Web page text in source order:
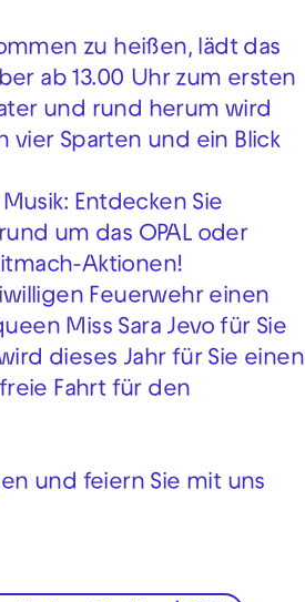
zu heißen, lädt das
ab 13.00 Uhr zum ersten
und rund herum wird
vier Sparten und ein Blick
Entdecken Sie
um das OPAL oder
Aktionen!
Feuerwehr einen
Miss Sara Jevo für Sie
dieses Jahr für Sie einen
Fahrt für den
und feiern Sie mit uns